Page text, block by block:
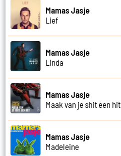
Mamas Jasje
Lief
Mamas Jasje
Linda
Mamas Jasje
Maak van je shit een hit
Mamas Jasje
Madeleine